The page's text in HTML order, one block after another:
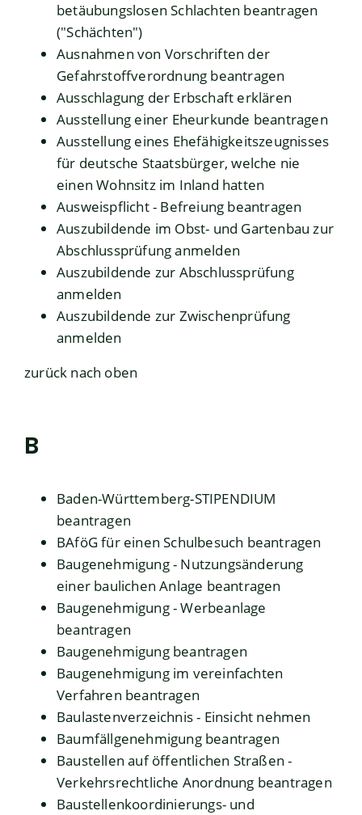
betäubungslosen Schlachten beantragen
("Schächten")
Ausnahmen von Vorschriften der
Gefahrstoffverordnung beantragen
Ausschlagung der Erbschaft erklären
Ausstellung einer Eheurkunde beantragen
Ausstellung eines Ehefähigkeitszeugnisses
für deutsche Staatsbürger, welche nie
einen Wohnsitz im Inland hatten
Ausweispflicht - Befreiung beantragen
Auszubildende im Obst- und Gartenbau zur
Abschlussprüfung anmelden
Auszubildende zur Abschlussprüfung
anmelden
Auszubildende zur Zwischenprüfung
anmelden
zurück nach oben
B
Baden-Württemberg-STIPENDIUM
beantragen
BAföG für einen Schulbesuch beantragen
Baugenehmigung - Nutzungsänderung
einer baulichen Anlage beantragen
Baugenehmigung - Werbeanlage
beantragen
Baugenehmigung beantragen
Baugenehmigung im vereinfachten
Verfahren beantragen
Baulastenverzeichnis - Einsicht nehmen
Baumfällgenehmigung beantragen
Baustellen auf öffentlichen Straßen -
Verkehrsrechtliche Anordnung beantragen
Baustellenkoordinierungs- und